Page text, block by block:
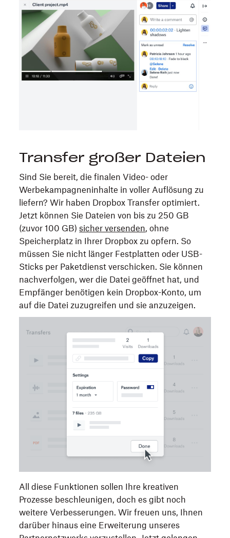
Transfer großer Dateien
Sind Sie bereit, die finalen Video- oder
Werbekampagneninhalte in voller Auflösung zu
liefern? Wir haben Dropbox Transfer optimiert.
Jetzt können Sie Dateien von bis zu 250 GB
(zuvor 100 GB)sicher versenden, ohne
Speicherplatz in Ihrer Dropbox zu opfern. So
müssen Sie nicht länger Festplatten oder USB-
Sticks per Paketdienst verschicken. Sie können
nachverfolgen, wer die Datei geöffnet hat, und
Empfänger benötigen kein Dropbox-Konto, um
auf die Datei zuzugreifen und sie anzuzeigen.
All diese Funktionen sollen Ihre kreativen
Prozesse beschleunigen, doch es gibt noch
weitere Verbesserungen. Wir freuen uns, Ihnen
darüber hinaus eine Erweiterung unseres